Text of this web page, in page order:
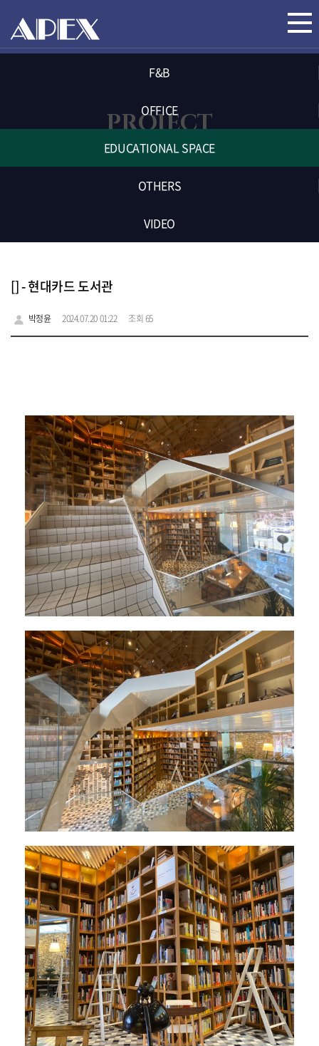
PROJECT
F&B
OFFICE
EDUCATIONAL SPACE
OTHERS
VIDEO
[] - 현대카드 도서관
박정윤 2024.07.20 01:22 조회 65